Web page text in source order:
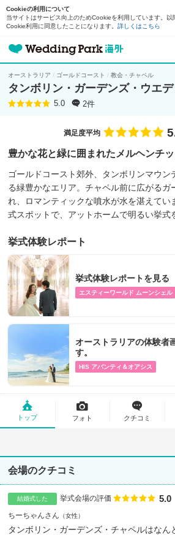
Cookieの利用について
当サイトはサービス向上のためCookieを利用しています。以
Cookie利用に同意したことになります。 詳しくはこちら
オーストラリア ゴールドコースト 教会・チャペル
タンボリン・ガーデンズ・ウエ
5.0 2件
満足度平均
豊かな花と緑に囲まれたメルヘンチ
ゴールドコースト郊外、タンボリンマウン
る緑豊かなエリア。チャペル前に広がるガ
れ、ロマンティックな噴水が水を湛えてい
式スポットで、アットホームで明るい挙式
挙式体験レポート
挙式体験レポートを見る
エスティーワールド ムーンシェル
オーストラリアの体験者
す。
HIS アバンティ＆オアシス
トップ フォト クチコミ
会場のクチコミ
結婚式した 挙式会場の評価 点数
5.0
ちーちゃんさん 女性
タンボリン・ガーデンズ・チャペルはなん